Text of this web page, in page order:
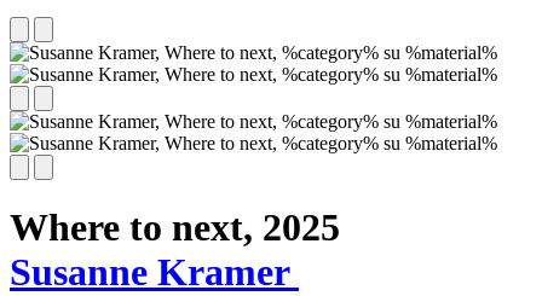
Where to next, 2025
Susanne Kramer